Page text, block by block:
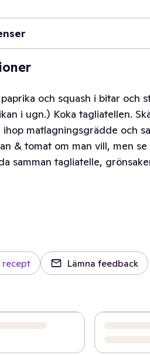
paprika och squash i bitar och
i ugn.) Koka tagliatellen.
ihop matlagningsgrädde och
& tomat om man vill, men
samman tagliatelle,
recept Lämna feedback